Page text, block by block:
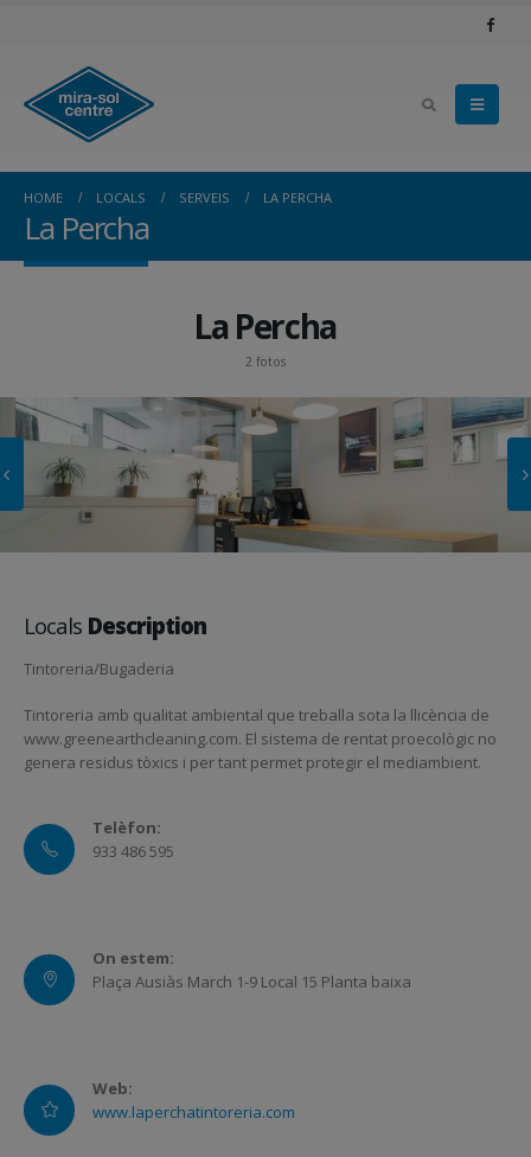
HOME LOCALS SERVEIS LA PERCHA
La Percha
La Percha
2 fotos
Locals Description
Tintoreria/Bugaderia
Tintoreria amb qualitat ambiental que treballa sota la llicència de
www.greenearthcleaning.com. El sistema de rentat proecològic no
genera residus tòxics i per tant permet protegir el mediambient.
Telèfon:
933 486 595
On estem:
Plaça Ausiàs March 1-9 Local 15 Planta baixa
Web:
www.laperchatintoreria.com